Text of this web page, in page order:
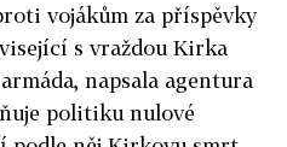
vojákům za příspěvky
s vraždou Kirka
napsala agentura
politiku nulové